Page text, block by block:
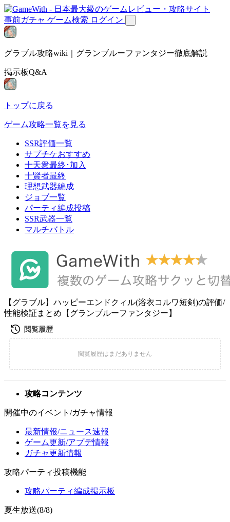
事前ガチャ ゲーム検索 ログイン
グラブル攻略wiki｜グランブルーファンタジー徹底解説
掲示板Q&A
トップに戻る
ゲーム攻略一覧を見る
SSR評価一覧
サプチケおすすめ
十天衆最終･加入
十賢者最終
理想武器編成
ジョブ一覧
パーティ編成投稿
SSR武器一覧
マルチバトル
【グラブル】ハッピーエンドクィル(浴衣コルワ短剣)の評価/
性能検証まとめ【グランブルーファンタジー】
攻略コンテンツ
開催中のイベント/ガチャ情報
最新情報/ニュース速報
ゲーム更新/アプデ情報
ガチャ更新情報
攻略パーティ投稿機能
攻略パーティ編成掲示板
夏生放送(8/8)